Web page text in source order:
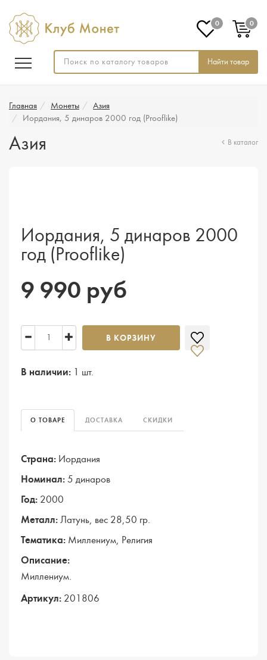
Найти товар
0 0
Главная Монеты
Азия
Иордания, 5 динаров 2000 год (Prooflike)
Азия В каталог
Иордания, 5 динаров 2000
год (Prooflike)
9 990 руб
В КОРЗИНУ
В наличии: 1 шт.
О ТОВАРЕ ДОСТАВКА СКИДКИ
Страна: Иордания
Номинал: 5 динаров
Год: 2000
Металл: Латунь, вес 28,50 гр.
Тематика: Миллениум, Религия
Описание:
Миллениум.
Артикул: 201806